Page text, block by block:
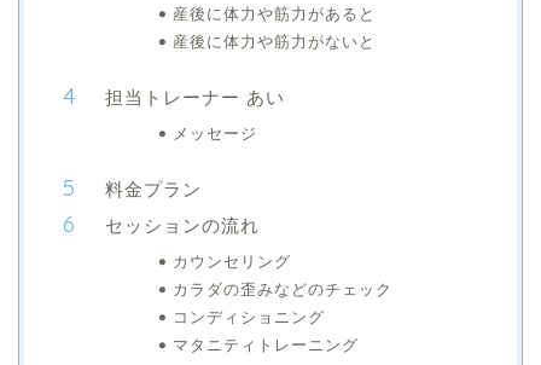
産後に体力や筋力があると
産後に体力や筋力がないと
担当トレーナー あい
メッセージ
料金プラン
セッションの流れ
カウンセリング
カラダの歪みなどのチェック
コンディショニング
マタニティトレーニング